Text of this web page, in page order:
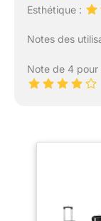
Esthétique :
Notes des
Note de 4 pour